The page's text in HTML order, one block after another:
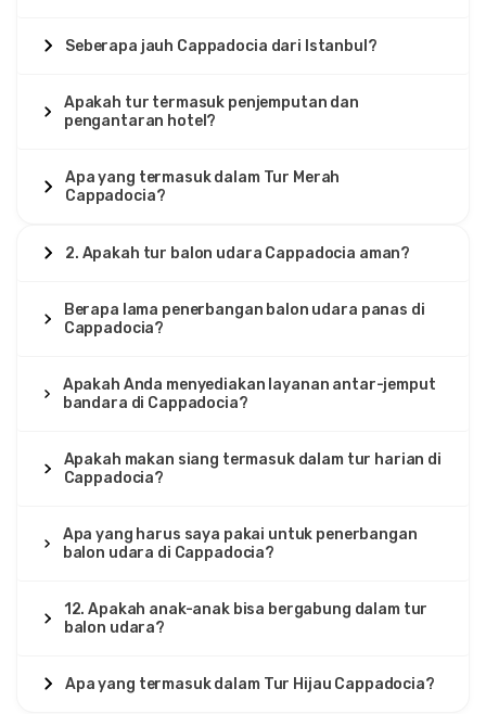
Seberapa jauh Cappadocia dari Istanbul?
Apakah tur termasuk penjemputan dan
pengantaran hotel?
Apa yang termasuk dalam Tur Merah
Cappadocia?
2. Apakah tur balon udara Cappadocia aman?
Berapa lama penerbangan balon udara panas di
Cappadocia?
Apakah Anda menyediakan layanan antar-jemput
bandara di Cappadocia?
Apakah makan siang termasuk dalam tur harian di
Cappadocia?
Apa yang harus saya pakai untuk penerbangan
balon udara di Cappadocia?
12. Apakah anak-anak bisa bergabung dalam tur
balon udara?
Apa yang termasuk dalam Tur Hijau Cappadocia?